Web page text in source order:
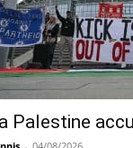
Palestine